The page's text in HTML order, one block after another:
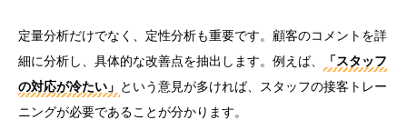
定量分析だけでなく、定性分析も重要です。顧客のコメントを詳
細に分析し、具体的な改善点を抽出します。例えば、
「スタッフ
の対応が冷たい」 という意見が多ければ、スタッフの接客トレー
ニングが必要であることが分かります。